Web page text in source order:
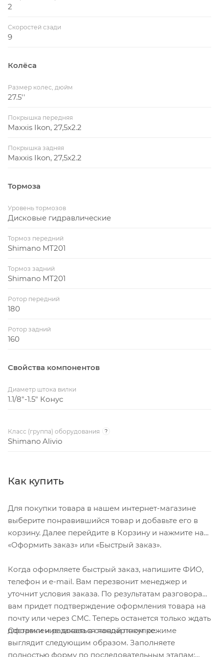
2
Скоростей сзади
9
Колёса
Размер колес, дюйм
27.5''
Покрышка передняя
Maxxis Ikon, 27,5x2.2
Покрышка задняя
Maxxis Ikon, 27,5x2.2
Тормоза
Уровень тормозов
Дисковые гидравлические
Тормоз передний
Shimano MT201
Тормоз задний
Shimano MT201
Ротор передний
180
Ротор задний
160
Свойства компонентов
Диаметр штока вилки
1.1/8"-1.5" Конус
Класс (группа) оборудования ?
Shimano Alivio
Как купить
Для покупки товара в нашем интернет-магазине
выберите понравившийся товар и добавьте его в
корзину. Далее перейдите в Корзину и нажмите на
«Оформить заказ» или «Быстрый заказ».
Когда оформляете быстрый заказ, напишите ФИО,
телефон и e-mail. Вам перезвонит менеджер и
уточнит условия заказа. По результатам разговора
вам придет подтверждение оформления товара на
почту или через СМС. Теперь останется только ждать
доставки и радоваться новой покупке.
Оформление заказа в стандартном режиме
выглядит следующим образом. Заполняете
полностью форму по последовательным этапам: